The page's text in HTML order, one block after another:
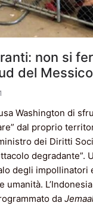
non si
del Messico
Washington di
dal proprio
dei Diritti
degradante”.
degli
umanità.
da